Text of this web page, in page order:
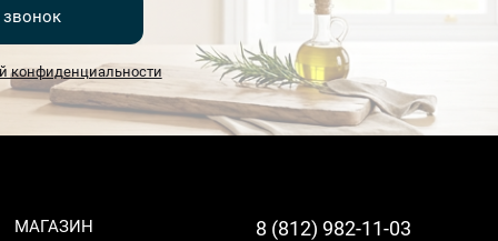
звонок
конфиденциальности
МАГАЗИН 8 (812) 982-11-03